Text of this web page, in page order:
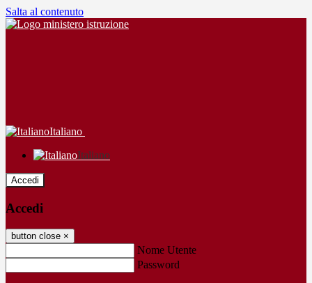
Salta al contenuto
Italiano
Italiano
Accedi
Accedi
button close ×
Nome Utente
Password